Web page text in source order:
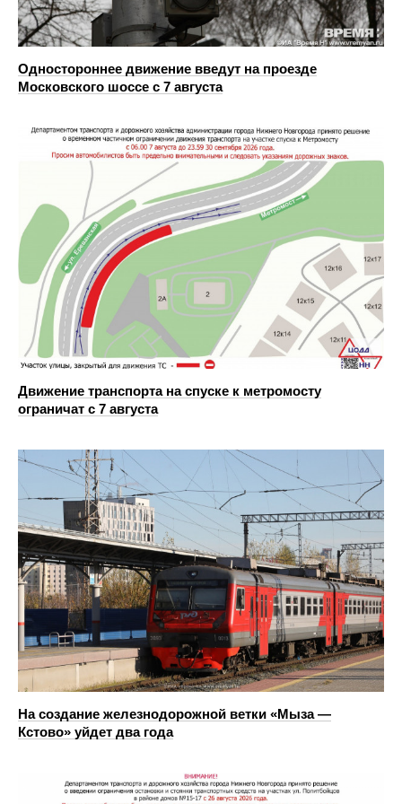
Одностороннее движение введут на проезде
Московского шоссе с 7 августа
Движение транспорта на спуске к метромосту
ограничат с 7 августа
На создание железнодорожной ветки «Мыза —
Кстово» уйдет два года